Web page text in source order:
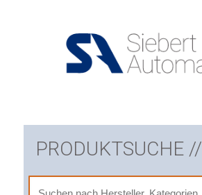
PRODUKTSUCHE //